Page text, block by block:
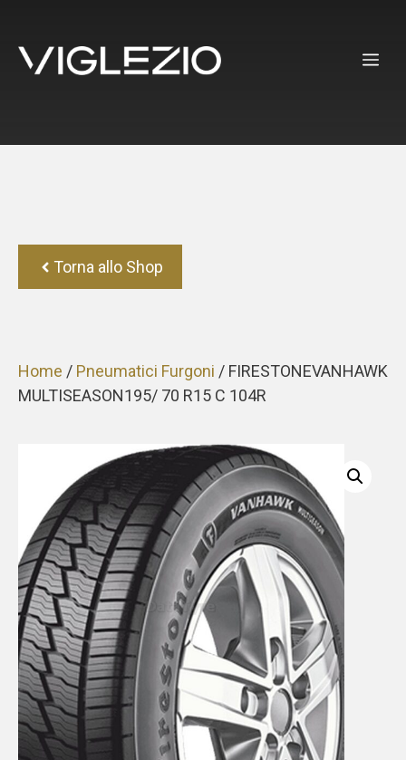
contenuto
Torna allo Shop
Home / Pneumatici Furgoni / FIRESTONEVANHAWK
MULTISEASON195/ 70 R15 C 104R